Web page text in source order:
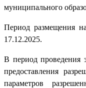
муниципального
Период размещения
17.12.2025.
В период проведения
предоставления
параметров